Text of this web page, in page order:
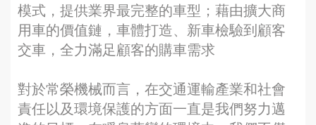
模式，提供業界最完整的車型；藉由擴大商
用車的價值鏈，車體打造、新車檢驗到顧客
交車，全力滿足顧客的購車需求
對於常榮機械而言，在交通運輸產業和社會
責任以及環境保護的方面一直是我們努力邁